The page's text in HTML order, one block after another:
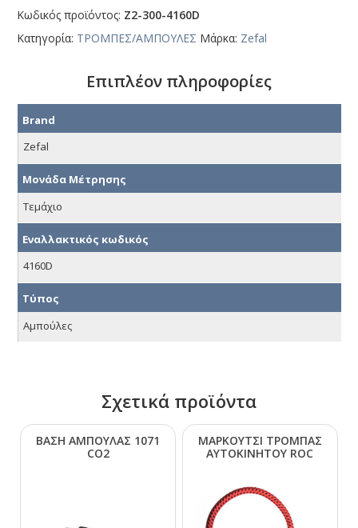
Κωδικός προϊόντος: Ζ2-300-4160D
Κατηγορία: ΤΡΟΜΠΕΣ/ΑΜΠΟΥΛΕΣ Μάρκα: Zefal
Επιπλέον πληροφορίες
Brand
Zefal
Μονάδα Μέτρησης
Τεμάχιο
Εναλλακτικός κωδικός
4160D
Τύπος
Αμπούλες
Σχετικά προϊόντα
ΒΑΣΗ ΑΜΠΟΥΛΑΣ 1071
CΟ2
ΜΑΡΚΟΥΤΣΙ ΤΡΟΜΠΑΣ
ΑΥΤΟΚΙΝΗΤΟΥ RΟC